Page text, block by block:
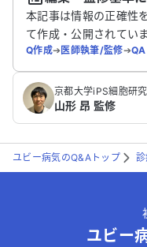
本記事は情報の正確性
て作成・公開されていま
Q作成➔医師執筆/監修➔QA
京都大学iPS細胞研
山形 昂 監修
ユビー病気のQ&Aトップ
ユビー